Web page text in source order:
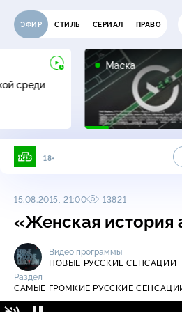
ЭФИР СТИЛЬ СЕРИАЛ ПРАВО
среди
Маска
12+
18+
15.08.2015, 21:00 13821
«Женская история
Видео программы
НОВЫЕ РУССКИЕ СЕНСАЦИИ
Раздел
САМЫЕ ГРОМКИЕ РУССКИЕ